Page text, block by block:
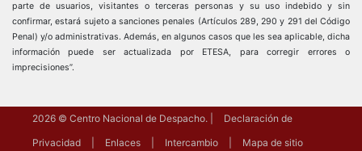
parte de usuarios, visitantes o terceras personas y su uso indebido y sin
confirmar, estará sujeto a sanciones penales (Artículos 289, 290 y 291 del Código
Penal) y/o administrativas. Además, en algunos casos que les sea aplicable, dicha
información puede ser actualizada por ETESA, para corregir errores o
imprecisiones”.
2026 © Centro Nacional de Despacho.
Declaración de
Privacidad
Enlaces Intercambio Mapa de sitio